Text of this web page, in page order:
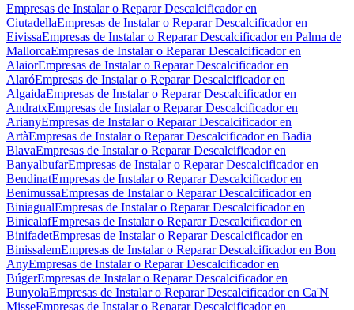
Empresas de Instalar o Reparar Descalcificador en
CiutadellaEmpresas de Instalar o Reparar Descalcificador en
EivissaEmpresas de Instalar o Reparar Descalcificador en Palma de
MallorcaEmpresas de Instalar o Reparar Descalcificador en
AlaiorEmpresas de Instalar o Reparar Descalcificador en
AlaróEmpresas de Instalar o Reparar Descalcificador en
AlgaidaEmpresas de Instalar o Reparar Descalcificador en
AndratxEmpresas de Instalar o Reparar Descalcificador en
ArianyEmpresas de Instalar o Reparar Descalcificador en
ArtàEmpresas de Instalar o Reparar Descalcificador en Badia
BlavaEmpresas de Instalar o Reparar Descalcificador en
BanyalbufarEmpresas de Instalar o Reparar Descalcificador en
BendinatEmpresas de Instalar o Reparar Descalcificador en
BenimussaEmpresas de Instalar o Reparar Descalcificador en
BiniagualEmpresas de Instalar o Reparar Descalcificador en
BinicalafEmpresas de Instalar o Reparar Descalcificador en
BinifadetEmpresas de Instalar o Reparar Descalcificador en
BinissalemEmpresas de Instalar o Reparar Descalcificador en Bon
AnyEmpresas de Instalar o Reparar Descalcificador en
BúgerEmpresas de Instalar o Reparar Descalcificador en
BunyolaEmpresas de Instalar o Reparar Descalcificador en Ca'N
MisseEmpresas de Instalar o Reparar Descalcificador en